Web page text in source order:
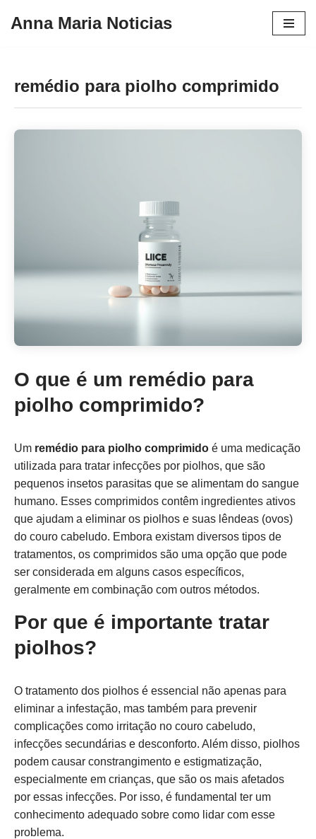
conteúdo
Anna Maria Noticias
remédio para piolho comprimido
O que é um remédio para
piolho comprimido?
Um remédio para piolho comprimido é uma medicação
utilizada para tratar infecções por piolhos, que são
pequenos insetos parasitas que se alimentam do sangue
humano. Esses comprimidos contêm ingredientes ativos
que ajudam a eliminar os piolhos e suas lêndeas (ovos)
do couro cabeludo. Embora existam diversos tipos de
tratamentos, os comprimidos são uma opção que pode
ser considerada em alguns casos específicos,
geralmente em combinação com outros métodos.
Por que é importante tratar
piolhos?
O tratamento dos piolhos é essencial não apenas para
eliminar a infestação, mas também para prevenir
complicações como irritação no couro cabeludo,
infecções secundárias e desconforto. Além disso, piolhos
podem causar constrangimento e estigmatização,
especialmente em crianças, que são os mais afetados
por essas infecções. Por isso, é fundamental ter um
conhecimento adequado sobre como lidar com esse
problema.